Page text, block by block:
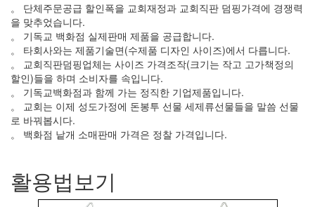
。 단체주문공급 할인폭을 교회재정과 교회직판 덤핑가격에 경쟁력
을 맞추었습니다.
。 기독교 백화점 실제판매 제품을 공급합니다.
。 타회사와는 제품기술면(수제품 디자인 사이즈)에서 다릅니다.
。 교회직판덤핑업체는 사이즈 가격조작(크기는 작고 고가책정의
할인)들을 하며 소비자를 속입니다.
。 기독교백화점과 함께 가는 정직한 기업제품입니다.
。 교회는 이제 성도가정에 돈봉투 선물 세제류선물들을 말씀 선물
로 바꿔봅시다.
。 백화점 낱개 소매판매 가격은 정찰 가격입니다.
활용법보기